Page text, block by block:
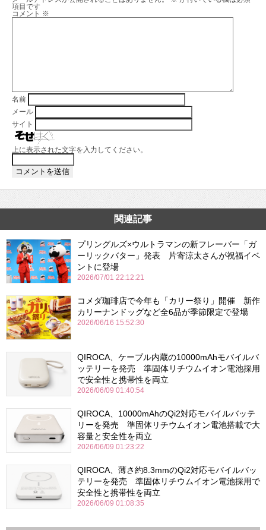
項目です
コメント ※
名前
メール
サイト
上に表示された文字を入力してください。
関連記事
プリングルズ×ウルトラマンの新フレーバー「ガ
ーリックバター」発表 片寄涼太さんが祝福イベ
ントに登場
2026/07/01 22:12:21
コメダ珈琲店で今年も「カリー祭り」開催 新作
カリーナンドッグなど全6品が季節限定で登場
2026/06/16 15:52:30
QIROCA、ケーブル内蔵の10000mAhモバイルバ
ッテリーを発売 準固体リチウムイオン電池採用
で安全性と携帯性を両立
2026/06/09 01:40:54
QIROCA、10000mAhのQi2対応モバイルバッテ
リーを発売 準固体リチウムイオン電池搭載で大
容量と安全性を両立
2026/06/09 01:23:22
QIROCA、薄さ約8.3mmのQi2対応モバイルバッ
テリーを発売 準固体リチウムイオン電池採用で
安全性と携帯性を両立
2026/06/09 01:08:35